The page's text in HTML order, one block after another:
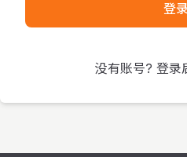
登录
没有账号? 登录